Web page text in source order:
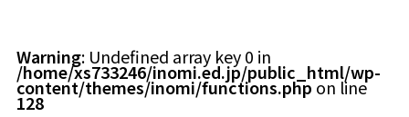
アクセス
プライバシーポリシー
Warning: Undefined array key 0 in
/home/xs733246/inomi.ed.jp/public_html/wp-
content/themes/inomi/functions.phpon line
128